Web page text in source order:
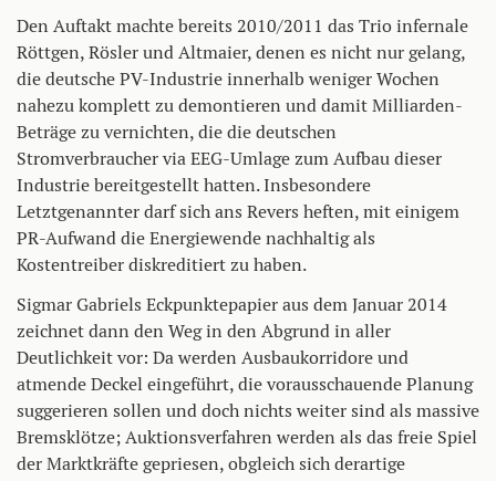
Den Auftakt machte bereits 2010/2011 das Trio infernale
Röttgen, Rösler und Altmaier, denen es nicht nur gelang,
die deutsche PV-Industrie innerhalb weniger Wochen
nahezu komplett zu demontieren und damit Milliarden-
Beträge zu vernichten, die die deutschen
Stromverbraucher via EEG-Umlage zum Aufbau dieser
Industrie bereitgestellt hatten. Insbesondere
Letztgenannter darf sich ans Revers heften, mit einigem
PR-Aufwand die Energiewende nachhaltig als
Kostentreiber diskreditiert zu haben.
Sigmar Gabriels Eckpunktepapier aus dem Januar 2014
zeichnet dann den Weg in den Abgrund in aller
Deutlichkeit vor: Da werden Ausbaukorridore und
atmende Deckel eingeführt, die vorausschauende Planung
suggerieren sollen und doch nichts weiter sind als massive
Bremsklötze; Auktionsverfahren werden als das freie Spiel
der Marktkräfte gepriesen, obgleich sich derartige